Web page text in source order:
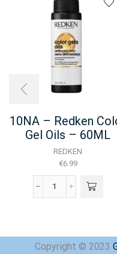
10NA – Redken
Gel Oils – 60ML
REDKEN
€6.99
10NA
Gel
Oils
Copyright © 2023